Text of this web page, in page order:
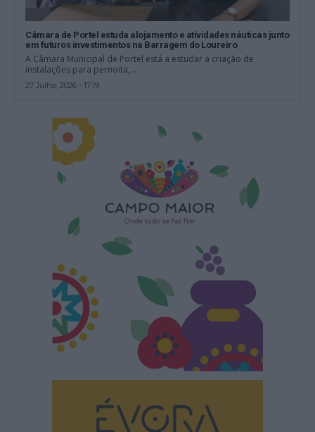
Câmara de Portel estuda alojamento e atividades náuticas junto
em futuros investimentos na Barragem do Loureiro
A Câmara Municipal de Portel está a estudar a criação de
instalações para pernoita,...
27 Julho, 2026 - 17:19